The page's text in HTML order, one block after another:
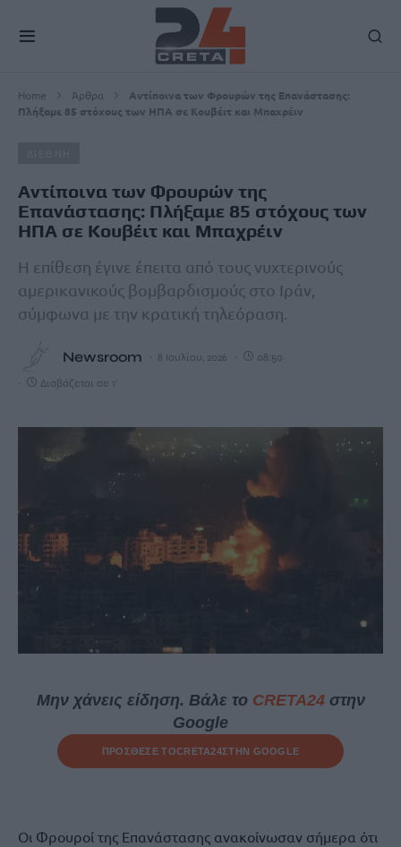
Home Άρθρα
Αντίποινα των Φρουρών της Επανάστασης:
Πλήξαμε 85 στόχους των ΗΠΑ σε Κουβέιτ και Μπαχρέιν
Αντίποινα των Φρουρών της
Επανάστασης: Πλήξαμε 85 στόχους των
ΗΠΑ σε Κουβέιτ και Μπαχρέιν
Η επίθεση έγινε έπειτα από τους νυχτερινούς
αμερικανικούς βομβαρδισμούς στο Ιράν,
σύμφωνα με την κρατική τηλεόραση.
Newsroom 8 Ιουλίου, 2026 08:50
Διαβάζεται σε 1'
Μην χάνεις είδηση. Βάλε το CRETA24στην
Google
ΠΡΟΣΘΕΣΕ ΤΟCRETA24ΣΤΗΝ GOOGLE
Οι Φρουροί της Επανάστασης ανακοίνωσαν σήμερα ότι